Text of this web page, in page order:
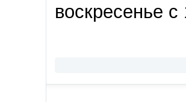
воскресенье